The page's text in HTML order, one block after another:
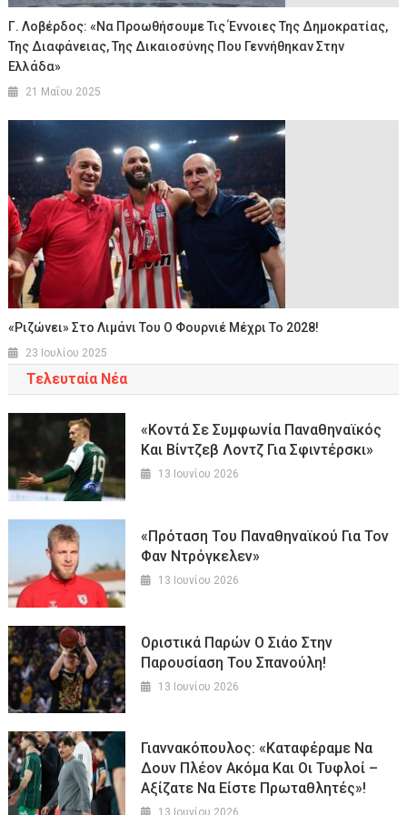
Γ. Λοβέρδος: «Να Προωθήσουμε Τις Έννοιες Της Δημοκρατίας,
Της Διαφάνειας, Της Δικαιοσύνης Που Γεννήθηκαν Στην
Ελλάδα»
21 Μαΐου 2025
«Ριζώνει» Στο Λιμάνι Του Ο Φουρνιέ Μέχρι Το 2028!
23 Ιουλίου 2025
Τελευταία Νέα
«Κοντά Σε Συμφωνία Παναθηναϊκός
Και Βίντζεβ Λοντζ Για Σφιντέρσκι»
13 Ιουνίου 2026
«Πρόταση Του Παναθηναϊκού Για Τον
Φαν Ντρόγκελεν»
13 Ιουνίου 2026
Οριστικά Παρών Ο Σιάο Στην
Παρουσίαση Του Σπανούλη!
13 Ιουνίου 2026
Γιαννακόπουλος: «Καταφέραμε Να
Δουν Πλέον Ακόμα Και Οι Τυφλοί –
Αξίζατε Να Είστε Πρωταθλητές»!